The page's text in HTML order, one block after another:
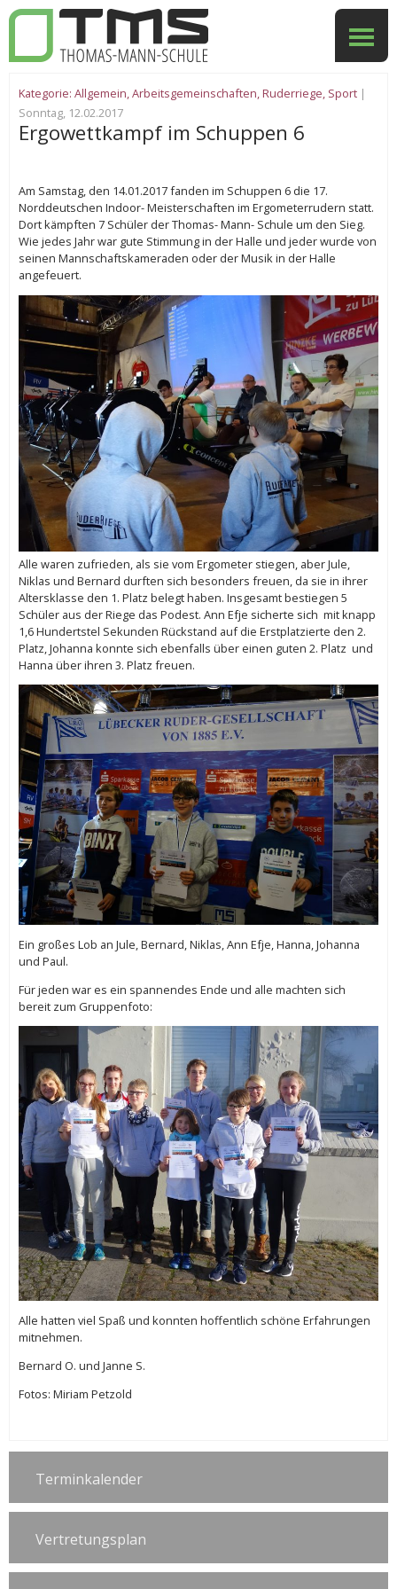
Kategorie: Allgemein,Arbeitsgemeinschaften,Ruderriege, Sport |
Sonntag, 12.02.2017
Ergowettkampf im Schuppen 6
Am Samstag, den 14.01.2017 fanden im Schuppen 6 die 17.
Norddeutschen Indoor- Meisterschaften im Ergometerrudern statt.
Dort kämpften 7 Schüler der Thomas- Mann- Schule um den Sieg.
Wie jedes Jahr war gute Stimmung in der Halle und jeder wurde von
seinen Mannschaftskameraden oder der Musik in der Halle
angefeuert.
Alle waren zufrieden, als sie vom Ergometer stiegen, aber Jule,
Niklas und Bernard durften sich besonders freuen, da sie in ihrer
Altersklasse den 1. Platz belegt haben. Insgesamt bestiegen 5
Schüler aus der Riege das Podest. Ann Efje sicherte sich mit knapp
1,6 Hundertstel Sekunden Rückstand auf die Erstplatzierte den 2.
Platz, Johanna konnte sich ebenfalls über einen guten 2. Platz und
Hanna über ihren 3. Platz freuen.
Ein großes Lob an Jule, Bernard, Niklas, Ann Efje, Hanna, Johanna
und Paul.
Für jeden war es ein spannendes Ende und alle machten sich
bereit zum Gruppenfoto:
Alle hatten viel Spaß und konnten hoffentlich schöne Erfahrungen
mitnehmen.
Bernard O. und Janne S.
Fotos: Miriam Petzold
Terminkalender
Vertretungsplan